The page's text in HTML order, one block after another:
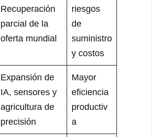
Recuperación
parcial de la
oferta mundial
riesgos
de
suministro
y costos
Expansión de
IA, sensores y
agricultura de
precisión
Mayor
eficiencia
productiv
a